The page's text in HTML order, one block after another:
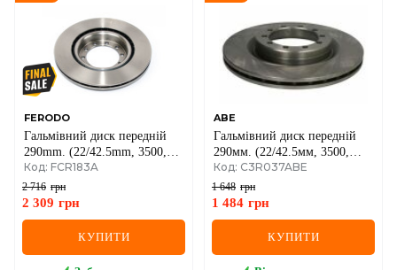
FERODO
Гальмівний диск передній
290mm. (22/42.5mm, 3500,
5000 кг) Renault Mascott 99-
>10
Код: FCR183A
2 716 грн
2 309 грн
КУПИТИ
ABE
Гальмівний диск передній
290мм. (22/42.5мм, 3500,
5000 кг) Renault Mascott 99-
>10
Код: C3R037ABE
1 648 грн
1 484 грн
КУПИТИ